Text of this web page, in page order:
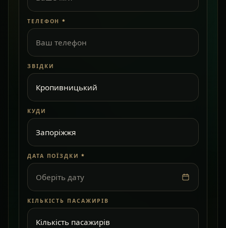
ТЕЛЕФОН *
ЗВІДКИ
КУДИ
ДАТА ПОЇЗДКИ *
Оберіть дату
КІЛЬКІСТЬ ПАСАЖИРІВ